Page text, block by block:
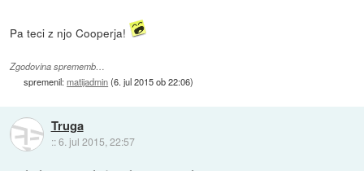
Pa teci z njo Cooperja!
Zgodovina sprememb…
spremenil:matijadmin(6. jul 2015 ob 22:06)
Truga
::6. jul 2015, 22:57